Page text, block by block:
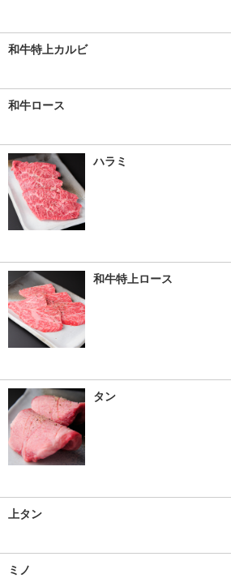
和牛特上カルビ
和牛ロース
ハラミ
和牛特上ロース
タン
上タン
ミノ